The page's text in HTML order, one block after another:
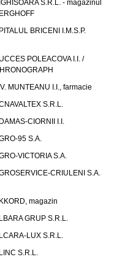
S.R.L. - magazinul
BRICENI I.M.S.P.
POLEACOVA I.I. /
MUNTEANU I.I., farmacie
S.R.L.
CIORNII I.I.
95 S.A.
VICTORIA S.A.
CRIULENI S.A.
magazin
GRUP S.R.L.
LUX S.R.L.
S.R.L.